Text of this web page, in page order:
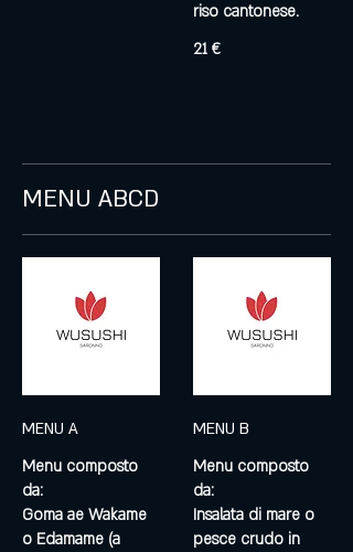
riso cantonese.
21 €
MENU ABCD
MENU A
Menu composto
da:
Goma ae Wakame
o Edamame (a
MENU B
Menu composto
da:
Insalata di mare o
pesce crudo in